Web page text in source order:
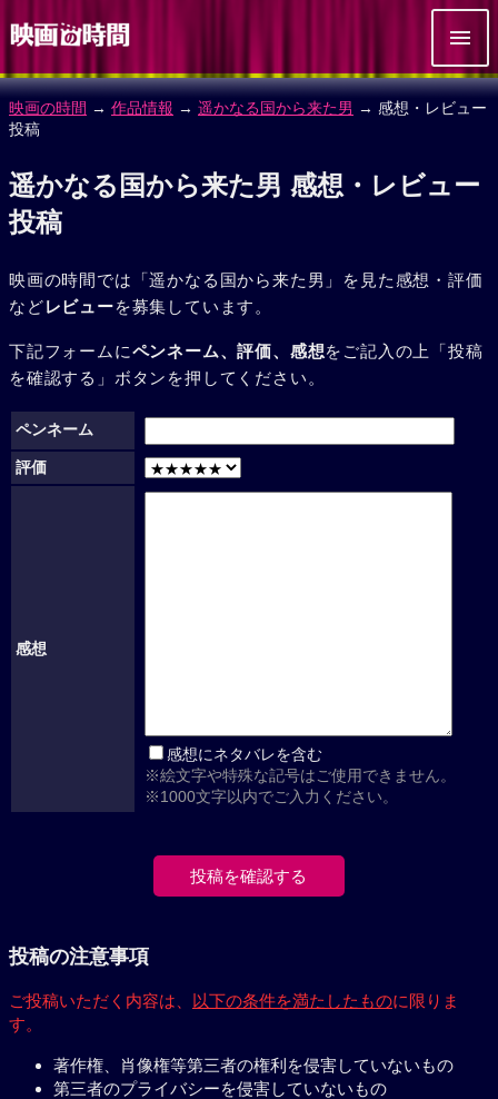
映画の時間 → 作品情報 → 遥かなる国から来た男 → 感想・レビュー
投稿
遥かなる国から来た男 感想・レビュー
投稿
映画の時間では「遥かなる国から来た男」を見た感想・評価
などレビューを募集しています。
下記フォームにペンネーム、評価、感想をご記入の上「投稿
を確認する」ボタンを押してください。
ペンネーム
評価
感想
感想にネタバレを含む
※絵文字や特殊な記号はご使用できません。
※1000文字以内でご入力ください。
投稿の注意事項
ご投稿いただく内容は、 以下の条件を満たしたものに限りま
す。
著作権、肖像権等第三者の権利を侵害していないもの
第三者のプライバシーを侵害していないもの